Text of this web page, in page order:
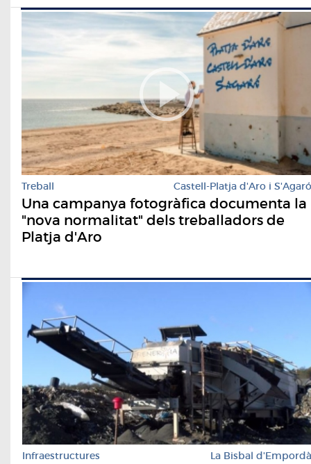
Treball Castell-Platja d'Aro i S'Agaró
Una campanya fotogràfica documenta la
"nova normalitat" dels treballadors de
Platja d'Aro
Infraestructures La Bisbal d'Empordà